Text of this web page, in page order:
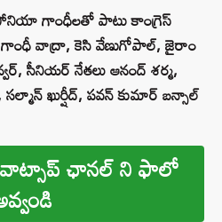
గాంధీలతో పాటు కాంగ్రెస్
గాంధీ వాద్రా, కెసి వేణుగోపాల్, జైరాం
సీనియర్ నేతలు ఆనంద్ శర్మ,
ఖుర్షీద్, పవన్ కుమార్ బన్సాల్
ఛానల్ ని ఫాలో